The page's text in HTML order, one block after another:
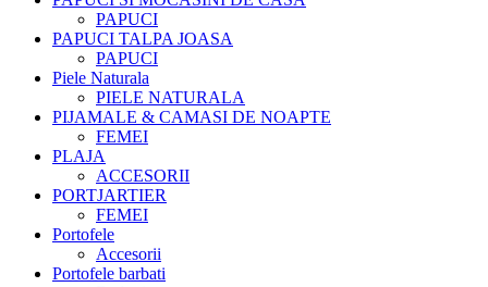
PAPUCI
PAPUCI TALPA JOASA
PAPUCI
Piele Naturala
PIELE NATURALA
PIJAMALE & CAMASI DE NOAPTE
FEMEI
PLAJA
ACCESORII
PORTJARTIER
FEMEI
Portofele
Accesorii
Portofele barbati